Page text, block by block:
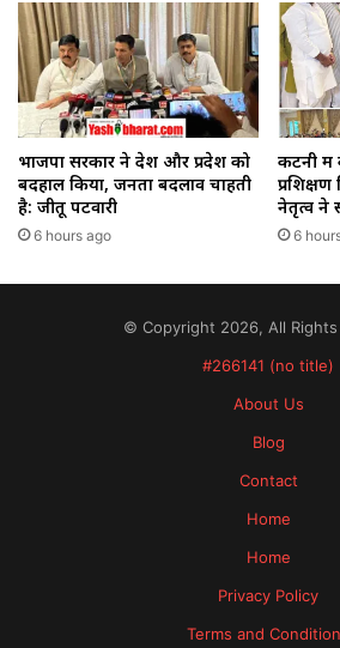
भाजपा सरकार ने देश और प्रदेश को
बदहाल किया, जनता बदलाव चाहती
है: जीतू पटवारी
6 hours ago
कटनी में
प्रशिक्षण
नेतृत्व ने
6
© Copyright 2026, All Rights
#266141 (no title)
About Us
Blog
Contact
Home
Home
Privacy Policy
Terms and